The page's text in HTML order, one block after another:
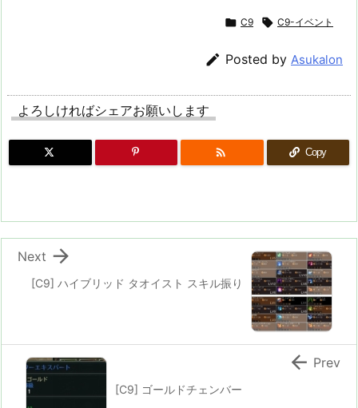
 C9  C9-イベント
 Posted by Asukalon
よろしければシェアお願いします
 Copy
[C9] ハイブリッド タオイスト スキル振り

Next
[C9] ゴールドチェンバー
 Prev